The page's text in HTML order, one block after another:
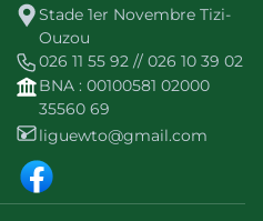
Stade 1er Novembre Tizi-
Ouzou
026 11 55 92 // 026 10 39 02
BNA : 00100581 02000
35560 69
liguewto@gmail.com